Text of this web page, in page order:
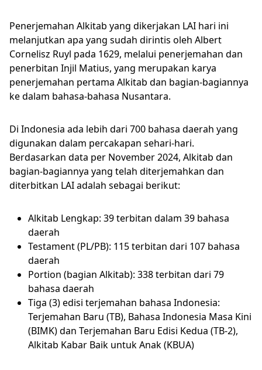
Penerjemahan Alkitab yang dikerjakan LAI hari ini
melanjutkan apa yang sudah dirintis oleh Albert
Cornelisz Ruyl pada 1629, melalui penerjemahan dan
penerbitan Injil Matius, yang merupakan karya
penerjemahan pertama Alkitab dan bagian-bagiannya
ke dalam bahasa-bahasa Nusantara.
Di Indonesia ada lebih dari 700 bahasa daerah yang
digunakan dalam percakapan sehari-hari.
Berdasarkan data per November 2024, Alkitab dan
bagian-bagiannya yang telah diterjemahkan dan
diterbitkan LAI adalah sebagai berikut:
Alkitab Lengkap: 39 terbitan dalam 39 bahasa
daerah
Testament (PL/PB): 115 terbitan dari 107 bahasa
daerah
Portion (bagian Alkitab): 338 terbitan dari 79
bahasa daerah
Tiga (3) edisi terjemahan bahasa Indonesia:
Terjemahan Baru (TB), Bahasa Indonesia Masa Kini
(BIMK) dan Terjemahan Baru Edisi Kedua (TB-2),
Alkitab Kabar Baik untuk Anak (KBUA)